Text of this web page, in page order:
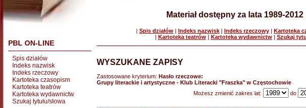
PBL ON-LINE
Spis działów
Indeks nazwisk
Indeks rzeczowy
Kartoteka czasopism
Kartoteka teatrów
Kartoteka wydawnictw
Szukaj tytułu/słowa
Materiał dostępny za lata 1989-2012
| Spis działów | Indeks nazwisk | Indeks rzeczowy | Kartoteka
| Kartoteka teatrów| Kartoteka wydawnictw| Szukaj
WYSZUKANE ZAPISY
Zastosowane kryterium: Hasło rzeczowe:
Grupy literackie i artystyczne - Klub Literacki "Fraszka" w Częstochowie
Możesz zmienić zakres lat:
do